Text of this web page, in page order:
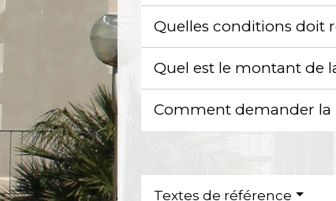
Quelles conditions doit
Quel est le montant de
Comment demander
Textes de référence